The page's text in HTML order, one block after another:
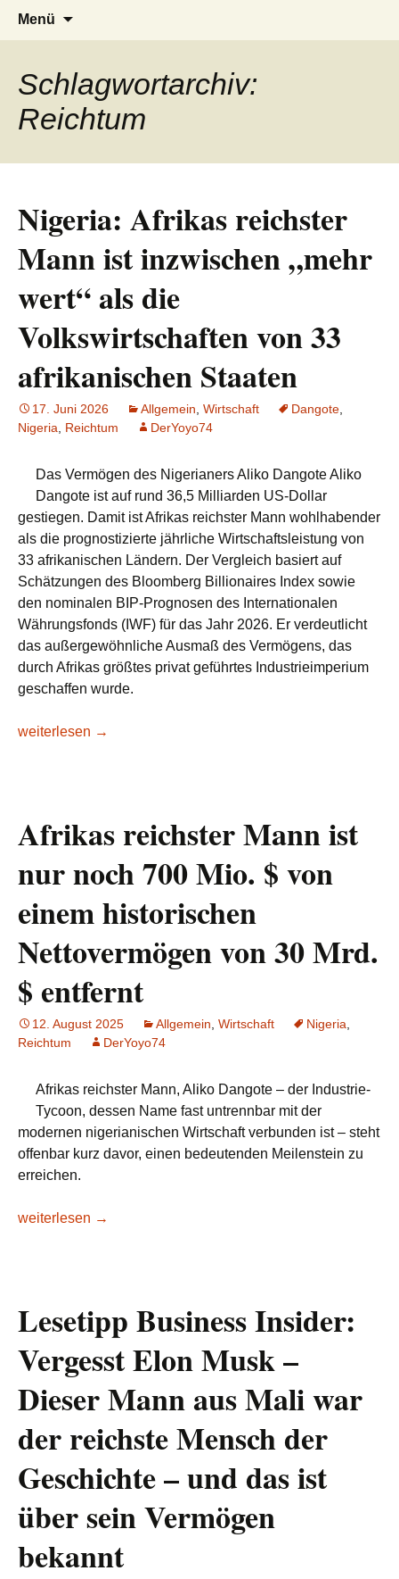
AFRICA live
Seit 1998: Aktuelles aus und mit Bezug
zu Afrika
Menü
Schlagwortarchiv:
Reichtum
Nigeria: Afrikas reichster
Mann ist inzwischen „mehr
wert“ als die
Volkswirtschaften von 33
afrikanischen Staaten
17. Juni 2026 Allgemein Wirtschaft Dangote
Nigeria
Reichtum DerYoyo74
Das Vermögen des Nigerianers Aliko Dangote Aliko
Dangote ist auf rund 36,5 Milliarden US-Dollar
gestiegen. Damit ist Afrikas reichster Mann wohlhabender
als die prognostizierte jährliche Wirtschaftsleistung von
33 afrikanischen Ländern. Der Vergleich basiert auf
Schätzungen des Bloomberg Billionaires Index sowie
den nominalen BIP-Prognosen des Internationalen
Währungsfonds (IWF) für das Jahr 2026. Er verdeutlicht
das außergewöhnliche Ausmaß des Vermögens, das
durch Afrikas größtes privat geführtes Industrieimperium
geschaffen wurde.
Nigeria: Afrikas reichster Mann ist inzwischen „mehr wert“
weiterlesen →
Afrikas reichster Mann ist
nur noch 700 Mio. $ von
einem historischen
Nettovermögen von 30 Mrd.
$ entfernt
12. August 2025 Allgemein Wirtschaft Nigeria
Reichtum
DerYoyo74
Afrikas reichster Mann, Aliko Dangote – der Industrie-
Tycoon, dessen Name fast untrennbar mit der
modernen nigerianischen Wirtschaft verbunden ist – steht
offenbar kurz davor, einen bedeutenden Meilenstein zu
erreichen.
Afrikas reichster Mann ist nur noch 700 Mio. $ von einem
weiterlesen →
Lesetipp Business Insider:
Vergesst Elon Musk –
Dieser Mann aus Mali war
der reichste Mensch der
Geschichte – und das ist
über sein Vermögen
bekannt